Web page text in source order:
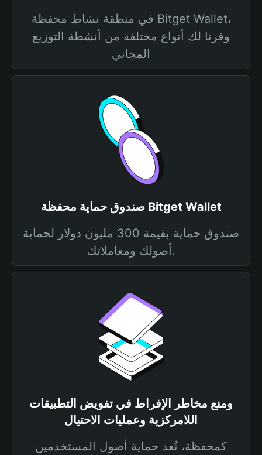
في منطقة نشاط محفظة Bitget Wallet،
وفرنا لك أنواع مختلفة من أنشطة التوزيع
المجاني
صندوق حماية محفظة Bitget Wallet
صندوق حماية بقيمة 300 مليون دولار لحماية
أصولك ومعاملاتك.
ومنع مخاطر الإفراط في تفويض التطبيقات
اللامركزية وعمليات الاحتيال
كمحفظة، تُعد حماية أصول المستخدمين